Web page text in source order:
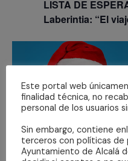
LISTA DE
Laberintia: “El
Este portal web
finalidad técnica, no
personal de los usuarios
Sin embargo, contiene
terceros con políticas de
Ayuntamiento de Alcalá